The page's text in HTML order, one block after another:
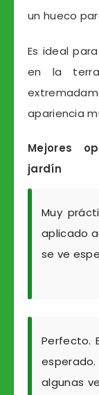
un hueco
Es ideal
en la
apariencia
Mejores
jardín
Muy
aplicado
se ve
Perfecto.
algunas